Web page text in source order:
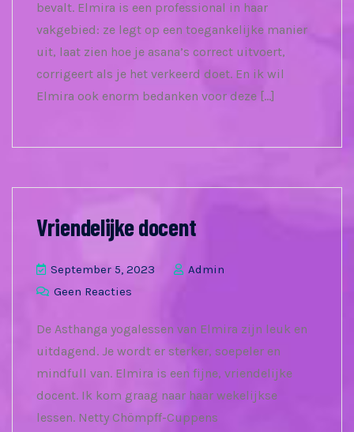
bevalt. Elmira is een professional in haar
vakgebied: ze legt op een toegankelijke manier
uit, laat zien hoe je asana’s correct uitvoert,
corrigeert als je het verkeerd doet. En ik wil
Elmira ook enorm bedanken voor deze […]
Vriendelijke docent
September 5, 2023
Admin
Geen Reacties
De Asthanga yogalessen van Elmira zijn leuk en
uitdagend. Je wordt er sterker, soepeler en
mindfull van. Elmira is een fijne, vriendelijke
docent. Ik kom graag naar haar wekelijkse
lessen. Netty Chömpff-Cuppens